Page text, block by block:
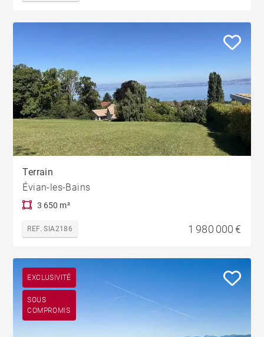
Terrain
Évian-les-Bains
3 650 m²
REF. SIA2186 1 980 000 €
EXCLUSIVITÉ
SOUS
COMPROMIS